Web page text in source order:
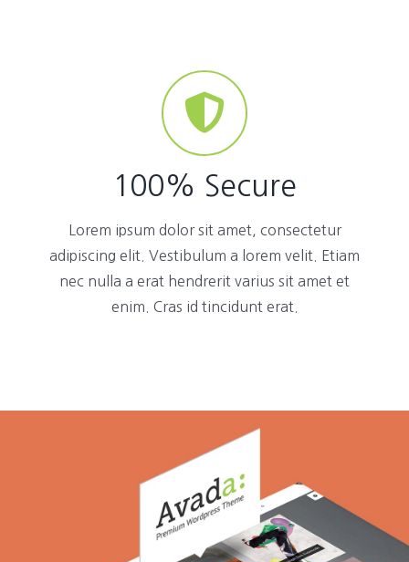
100% Secure
Lorem ipsum dolor sit amet, consectetur
adipiscing elit. Vestibulum a lorem velit. Etiam
nec nulla a erat hendrerit varius sit amet et
enim. Cras id tincidunt erat.